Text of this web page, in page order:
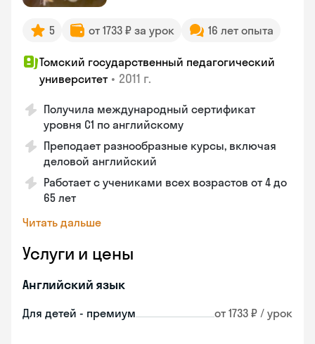
5 от 1733 ₽ за урок 16 лет опыта
Томский государственный педагогический
университет • 2011 г.
Получила международный сертификат
уровня C1 по английскому
Преподает разнообразные курсы, включая
деловой английский
Работает с учениками всех возрастов от 4 до
65 лет
Читать дальше
Услуги и цены
Английский язык
Для детей - премиум от 1733 ₽ / урок